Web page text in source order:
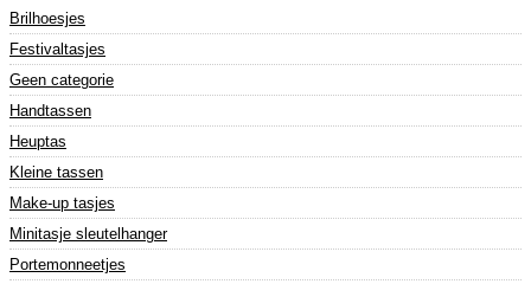
Brilhoesjes
Festivaltasjes
Geen categorie
Handtassen
Heuptas
Kleine tassen
Make-up tasjes
Minitasje sleutelhanger
Portemonneetjes